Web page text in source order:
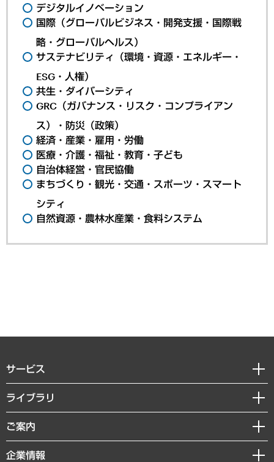
デジタルイノベーション
国際（グローバルビジネス・開発支援・国際戦
略・グローバルヘルス）
サステナビリティ（環境・資源・エネルギー・
ESG・人権）
共生・ダイバーシティ
GRC（ガバナンス・リスク・コンプライアン
ス）・防災（政策）
経済・産業・雇用・労働
医療・介護・福祉・教育・子ども
自治体経営・官民協働
まちづくり・観光・交通・スポーツ・スマート
シティ
自然資源・農林水産業・食料システム
サービス
経営戦略
組織・人事戦略
デジタルイノベーション
ライブラリ
経済調査
レポート
コラム
ご案内
セミナー・イベント情報
企業情報